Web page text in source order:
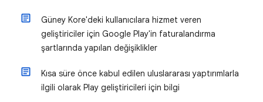
Güney Kore'deki kullanıcılara hizmet veren
geliştiriciler için Google Play'in faturalandırma
şartlarında yapılan değişiklikler
Kısa süre önce kabul edilen uluslararası yaptırımlarla
ilgili olarak Play geliştiricileri için bilgi